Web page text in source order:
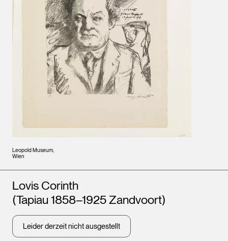
Leopold Museum,
Wien
Künstler*innen
Lovis Corinth
(Tapiau 1858–1925 Zandvoort)
Leider derzeit nicht ausgestellt